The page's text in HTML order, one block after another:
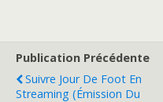
Publication Précédente
Suivre Jour De Foot En
Streaming (émission Du